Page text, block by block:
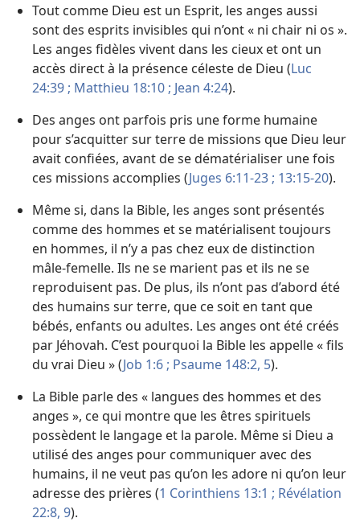
Tout comme Dieu est un Esprit, les anges aussi
sont des esprits invisibles qui n’ont « ni chair ni os ».
Les anges fidèles vivent dans les cieux et ont un
accès direct à la présence céleste de Dieu (Luc
24:39 ; Matthieu 18:10 ; Jean 4:24).
Des anges ont parfois pris une forme humaine
pour s’acquitter sur terre de missions que Dieu leur
avait confiées, avant de se dématérialiser une fois
ces missions accomplies (Juges 6:11-23 ; 13:15-20).
Même si, dans la Bible, les anges sont présentés
comme des hommes et se matérialisent toujours
en hommes, il n’y a pas chez eux de distinction
mâle-​femelle. Ils ne se marient pas et ils ne se
reproduisent pas. De plus, ils n’ont pas d’abord été
des humains sur terre, que ce soit en tant que
bébés, enfants ou adultes. Les anges ont été créés
par Jéhovah. C’est pourquoi la Bible les appelle « fils
du vrai Dieu » (Job 1:6 ; Psaume 148:2, 5).
La Bible parle des « langues des hommes et des
anges », ce qui montre que les êtres spirituels
possèdent le langage et la parole. Même si Dieu a
utilisé des anges pour communiquer avec des
humains, il ne veut pas qu’on les adore ni qu’on leur
adresse des prières (1 Corinthiens 13:1 ; Révélation
22:8, 9).